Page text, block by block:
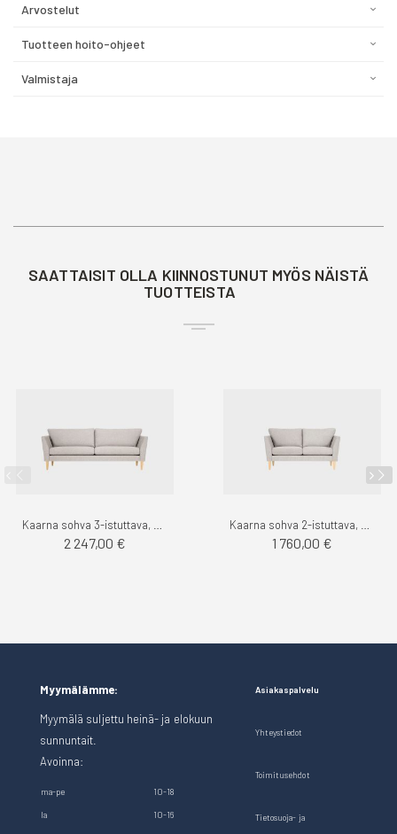
Arvostelut
Tuotteen hoito-ohjeet
Valmistaja
SAATTAISIT OLLA KIINNOSTUNUT MYÖS NÄISTÄ
TUOTTEISTA
2 247,00 € 1 760,00 €
Myymälämme:
Myymälä suljettu heinä- ja elokuun
sunnuntait.
Avoinna:
ma-pe 10-18
la 10-16
Asiakaspalvelu
Yhteystiedot
Toimitusehdot
Tietosuoja- ja